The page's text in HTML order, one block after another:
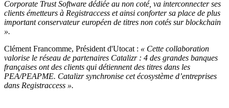
Corporate Trust Software dédiée au non coté, va interconnecter ses
clients émetteurs à Registraccess et ainsi conforter sa place de plus
important conservateur européen de titres non cotés sur blockchain
».
Clément Francomme, Président d'Utocat : « Cette collaboration
valorise le réseau de partenaires Catalizr : 4 des grandes banques
françaises ont des clients qui détiennent des titres dans les
PEA/PEAPME. Catalizr synchronise cet écosystème d’entreprises
dans Registraccess ».